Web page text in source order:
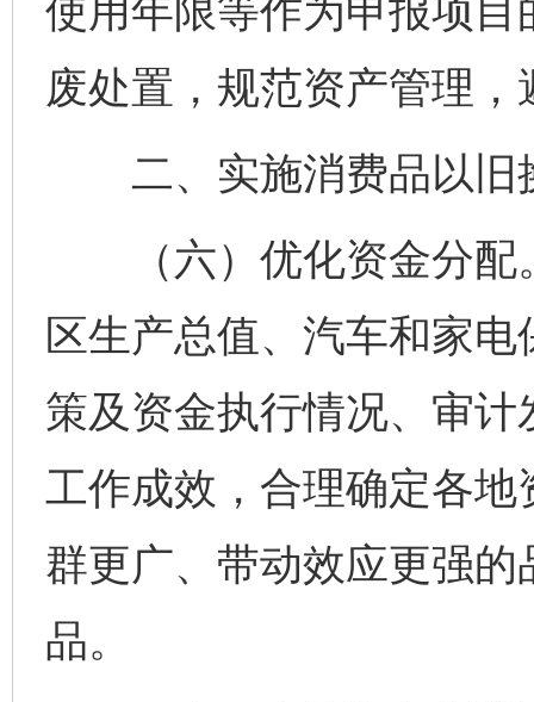
使用年限等作为申报项
废处置，规范资产管理
二、实施消费品以旧
（六）优化资金分配
区生产总值、汽车和家
策及资金执行情况、审
工作成效，合理确定各
群更广、带动效应更强
品。